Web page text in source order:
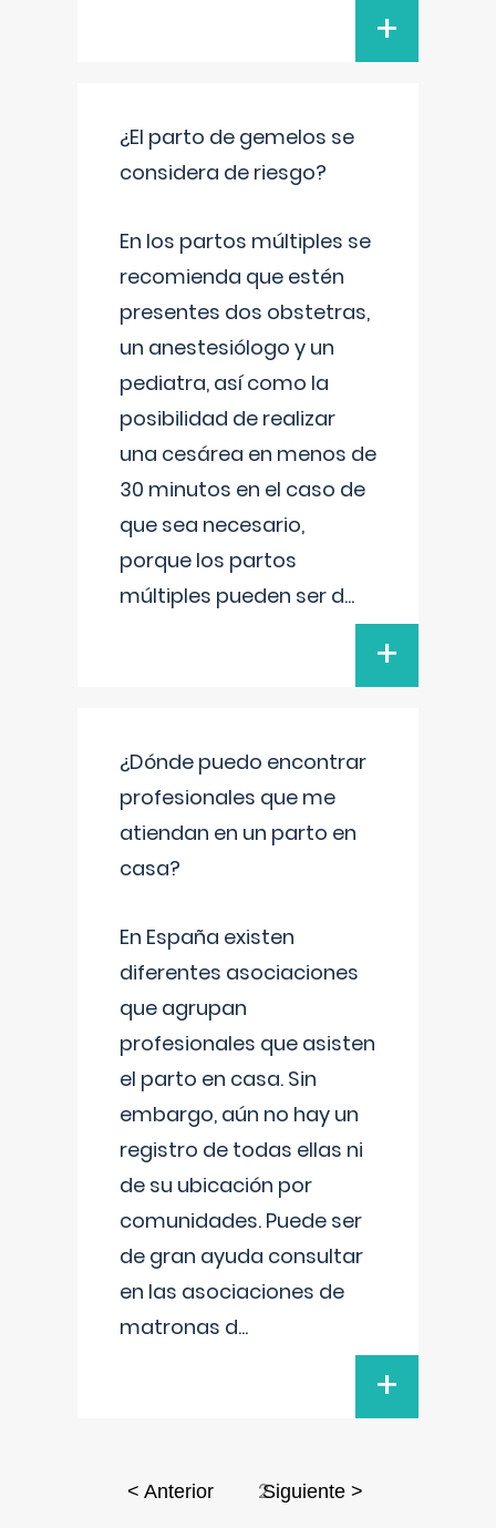
+
¿El parto de gemelos se
considera de riesgo?
En los partos múltiples se
recomienda que estén
presentes dos obstetras,
un anestesiólogo y un
pediatra, así como la
posibilidad de realizar
una cesárea en menos de
30 minutos en el caso de
que sea necesario,
porque los partos
múltiples pueden ser d...
+
¿Dónde puedo encontrar
profesionales que me
atiendan en un parto en
casa?
En España existen
diferentes asociaciones
que agrupan
profesionales que asisten
el parto en casa. Sin
embargo, aún no hay un
registro de todas ellas ni
de su ubicación por
comunidades. Puede ser
de gran ayuda consultar
en las asociaciones de
matronas d...
+
< Anterior 2Siguiente >